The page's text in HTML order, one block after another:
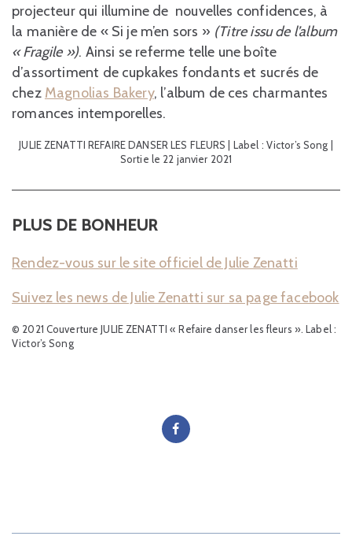
projecteur qui illumine de nouvelles confidences, à
la manière de « Si je m’en sors » (Titre issu de l’album
« Fragile »). Ainsi se referme telle une boîte
d’assortiment de cupkakes fondants et sucrés de
chez Magnolias Bakery, l’album de ces charmantes
romances intemporelles.
JULIE ZENATTI REFAIRE DANSER LES FLEURS | Label : Victor’s Song |
Sortie le 22 janvier 2021
PLUS DE BONHEUR
Rendez-vous sur le site officiel de Julie Zenatti
Suivez les news de Julie Zenatti sur sa page facebook
© 2021 Couverture JULIE ZENATTI « Refaire danser les fleurs ». Label :
Victor’s Song